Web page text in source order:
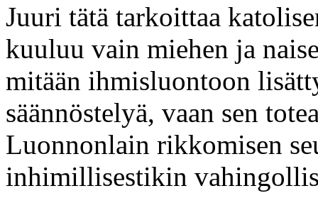
Juuri tätä tarkoittaa
kuuluu vain miehen ja
mitään ihmisluontoon
säännöstelyä, vaan sen
Luonnonlain rikkomisen
inhimillisestikin